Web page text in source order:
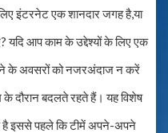
इंटरनेट एक शानदार जगह है,या
यदि आप काम के उद्देश्यों के लिए एक
के अवसरों को नजरअंदाज न करें
दौरान बदलते रहते हैं। यह विशेष
है इससे पहले कि टीमें अपने-अपने